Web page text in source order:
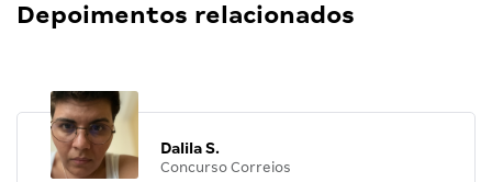
Depoimentos relacionados
Dalila S.
Concurso Correios